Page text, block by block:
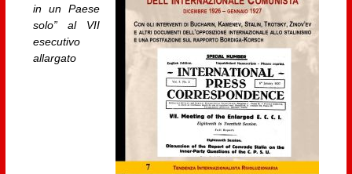
in un Paese
solo” al VII
esecutivo
allargato